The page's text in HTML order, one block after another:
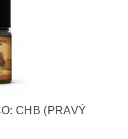
CHB (PRAVÝ